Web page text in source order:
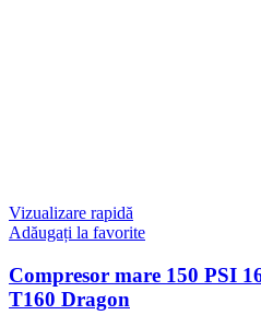
Vizualizare rapidă
Adăugați la favorite
Compresor mare 150 PSI
T160 Dragon